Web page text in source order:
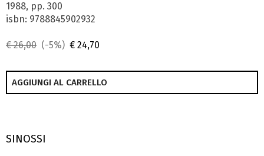
1988, pp. 300
isbn: 9788845902932
€ 26,00 (-5%) € 24,70
AGGIUNGI AL CARRELLO
SINOSSI